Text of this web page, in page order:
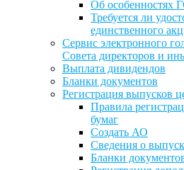
Об особенностях
Требуется ли
единственного
Сервис электронного
Совета директоров и
Выплата дивидендов
Бланки документов
Регистрация выпусков
Правила
бумаг
Создать АО
Сведения о
Бланки